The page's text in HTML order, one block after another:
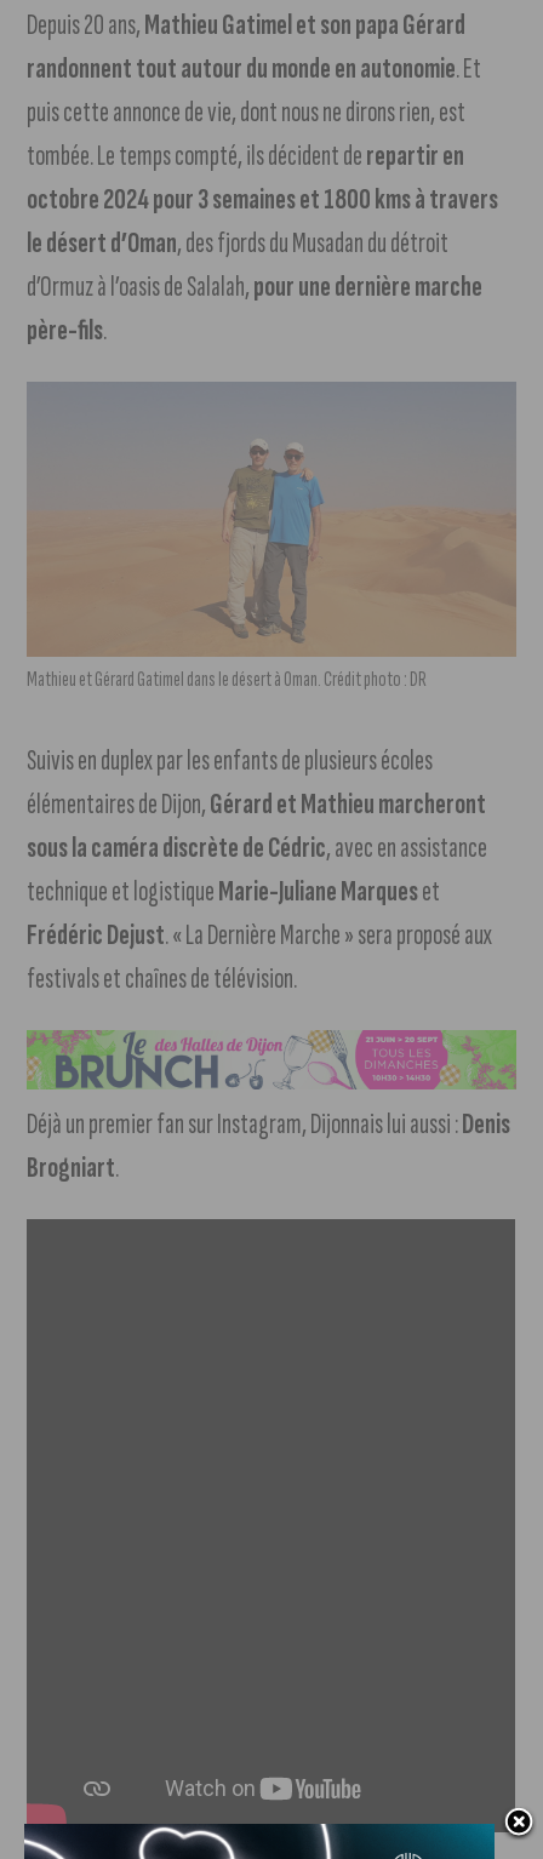
Depuis 20 ans,Mathieu Gatimel et son papa Gérard
randonnent tout autour du monde en autonomie. Et
puis cette annonce de vie, dont nous ne dirons rien, est
tombée. Le temps compté, ils décident derepartir en
octobre 2024 pour 3 semaines et 1800 kms à travers
le désert d’Oman, des fjords du Musadan du détroit
d’Ormuz à l’oasis de Salalah,pour une dernière marche
père-fils.
Mathieu et Gérard Gatimel dans le désert à Oman. Crédit photo : DR
Suivis en duplex par les enfants de plusieurs écoles
élémentaires de Dijon,Gérard et Mathieu marcheront
sous la caméra discrète de Cédric, avec en assistance
technique et logistiqueMarie-Juliane Marqueset
Frédéric Dejust. « La Dernière Marche » sera proposé aux
festivals et chaînes de télévision.
Déjà un premier fan sur Instagram, Dijonnais lui aussi :Denis
Brogniart.